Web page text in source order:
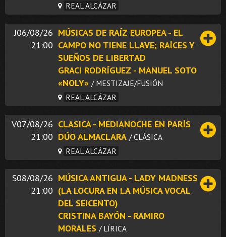
REAL ALCÁZAR
J06/08/26
21:00
MÚSICAS DE RAÍZ EUROPEA - EL
CAMPO NO TIENE LLAVE; RAÍCES Y
SUEÑOS DE LIBERTAD
GRACI RODRÍGUEZ - MANUEL SOTO
«NOLY» / MESTIZAJE/FUSIÓN
REAL ALCÁZAR
V07/08/26
21:00
CLASICA - MEDIANOCHE EN PARÍS
DÚO ALMACLARA / CLÁSICA
REAL ALCÁZAR
S08/08/26
21:00
MÚSICA ANTIGUA - LADY MADNESS
(LA LOCURA EN LA MÚSICA VOCAL
DEL SEICENTO)
CRISTINA BAYÓN - RAMIRO
MORALES / LÍRICA